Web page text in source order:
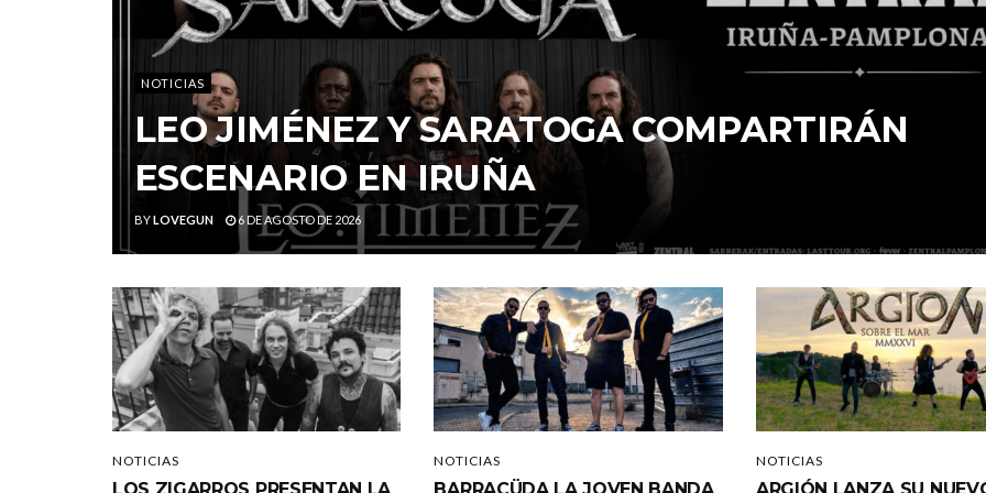
NOTICIAS
LEO JIMÉNEZ Y SARATOGA COMPARTIRÁN
ESCENARIO EN IRUÑA
BYLOVEGUN 6 DE AGOSTO DE 2026
NOTICIAS NOTICIAS NOTICIAS